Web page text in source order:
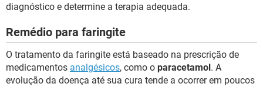
diagnóstico e determine a terapia adequada.
Remédio para faringite
O tratamento da faringite está baseado na prescrição de
medicamentos analgésicos, como o paracetamol. A
evolução da doença até sua cura tende a ocorrer em poucos